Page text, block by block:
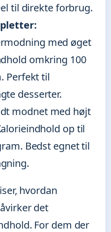
til direkte forbrug.
med øget
omkring 100
Perfekt til
desserter.
modnet med højt
op til
Bedst egnet til
hvordan
det
For dem der